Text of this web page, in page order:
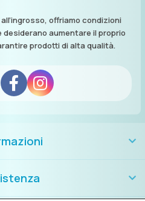
offriamo condizioni
aumentare il proprio
prodotti di alta qualità.